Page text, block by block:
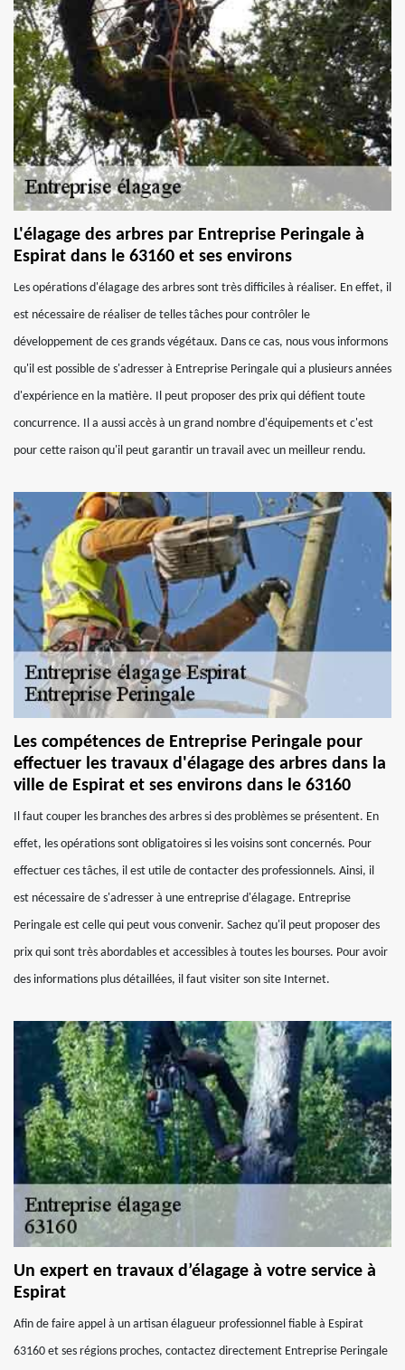
L'élagage des arbres par Entreprise Peringale à
Espirat dans le 63160 et ses environs
Les opérations d'élagage des arbres sont très difficiles à réaliser. En effet, il
est nécessaire de réaliser de telles tâches pour contrôler le
développement de ces grands végétaux. Dans ce cas, nous vous informons
qu'il est possible de s'adresser à Entreprise Peringale qui a plusieurs années
d'expérience en la matière. Il peut proposer des prix qui défient toute
concurrence. Il a aussi accès à un grand nombre d'équipements et c'est
pour cette raison qu'il peut garantir un travail avec un meilleur rendu.
Les compétences de Entreprise Peringale pour
effectuer les travaux d'élagage des arbres dans la
ville de Espirat et ses environs dans le 63160
Il faut couper les branches des arbres si des problèmes se présentent. En
effet, les opérations sont obligatoires si les voisins sont concernés. Pour
effectuer ces tâches, il est utile de contacter des professionnels. Ainsi, il
est nécessaire de s'adresser à une entreprise d'élagage. Entreprise
Peringale est celle qui peut vous convenir. Sachez qu'il peut proposer des
prix qui sont très abordables et accessibles à toutes les bourses. Pour avoir
des informations plus détaillées, il faut visiter son site Internet.
Un expert en travaux d’élagage à votre service à
Espirat
Afin de faire appel à un artisan élagueur professionnel fiable à Espirat
63160 et ses régions proches, contactez directement Entreprise Peringale